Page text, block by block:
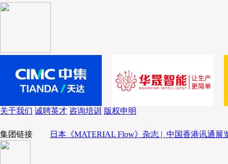
关于我们 诚聘英才 咨询培训 版权申明
集团链接 日本《MATERIAL Flow》杂志 | 中国香港讯通展